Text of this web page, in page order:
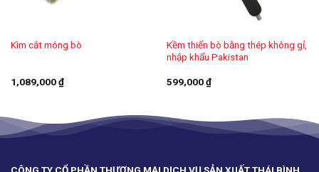
Kìm cắt móng bò
1,089,000₫
Kềm thiến bò bằng thép không gỉ,
nhập khẩu Pakistan
599,000₫